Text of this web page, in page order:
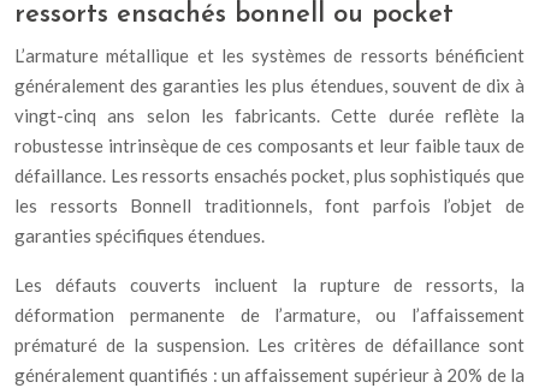
ressorts ensachés bonnell ou pocket
L’armature métallique et les systèmes de ressorts bénéficient
généralement des garanties les plus étendues, souvent de dix à
vingt-cinq ans selon les fabricants. Cette durée reflète la
robustesse intrinsèque de ces composants et leur faible taux de
défaillance. Les ressorts ensachés pocket, plus sophistiqués que
les ressorts Bonnell traditionnels, font parfois l’objet de
garanties spécifiques étendues.
Les défauts couverts incluent la rupture de ressorts, la
déformation permanente de l’armature, ou l’affaissement
prématuré de la suspension. Les critères de défaillance sont
généralement quantifiés : un affaissement supérieur à 20% de la